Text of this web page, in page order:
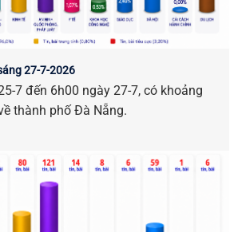
27-7-2026
7 đến 6h00 ngày 27-7, có khoảng
thành phố Đà Nẵng.